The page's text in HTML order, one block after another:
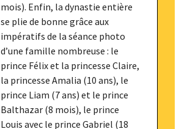
mois). Enfin, la dynastie entière
se plie de bonne grâce aux
impératifs de la séance photo
d’une famille nombreuse : le
prince Félix et la princesse Claire,
la princesse Amalia (10 ans), le
prince Liam (7 ans) et le prince
Balthazar (8 mois), le prince
Louis avec le prince Gabriel (18